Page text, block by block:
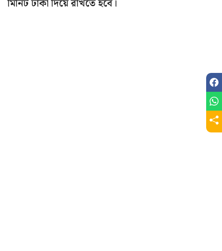
মিনিট ঢাকা দিয়ে রাখতে হবে।